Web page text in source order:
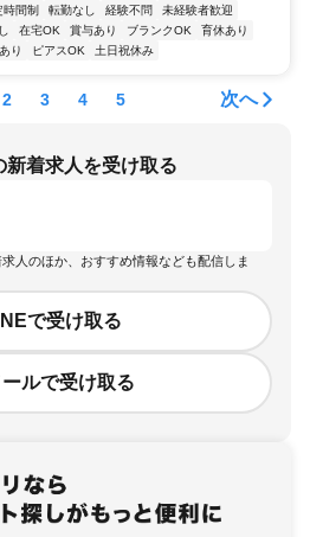
時間制 転勤なし 経験不問
未経験者歓迎
在宅OK 賞与あり ブランクOK
育休あり
り ピアスOK 土日祝休み
2 3 4 5 次へ
新着求人を受け取る
人のほか、おすすめ情報なども配信しま
で受け取る
ールで受け取る